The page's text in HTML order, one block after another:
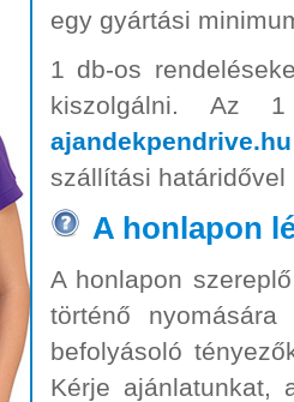
egy gyártási
1 db-os
kiszolgálni. Az
ajandekpendrive.hu
szállítási határidővel
A honlapon
A honlapon
történő
befolyásoló
Kérje ajánlatunkat,